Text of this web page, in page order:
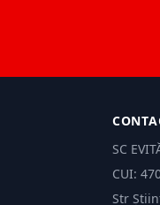
SC
CUI:
Str